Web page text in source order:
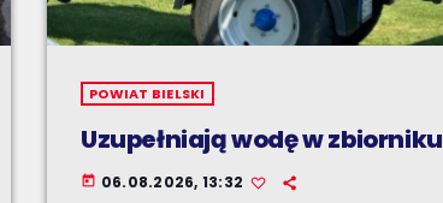
POWIAT BIELSKI
Uzupełniają wodę w zbiorniku
today 06.08.2026, 13:32